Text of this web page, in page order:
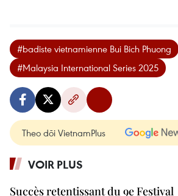
#badiste vietnamienne Bui Bich Phuong
#Malaysia International Series 2025
Theo dõi VietnamPlus
VOIR PLUS
Succès retentissant du 9e Festival